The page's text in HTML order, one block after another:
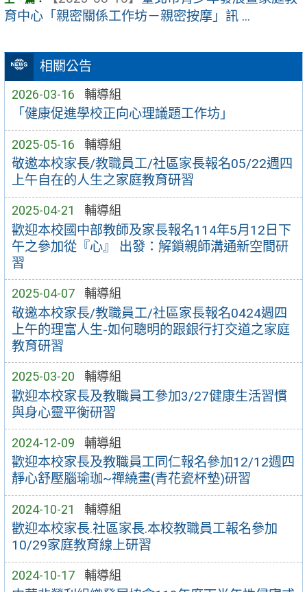
相關公告
2026-03-16 輔導組
「健康促進學校正向心理議題工作坊」
2025-05-16 輔導組
敬邀本校家長/教職員工/社區家長報名05/22週四
上午自在的人生之家庭教育研習
2025-04-21 輔導組
歡迎本校國中部教師及家長報名114年5月12日下
午之參加從『心』 出發：解鎖親師溝通新空間研
習
2025-04-07 輔導組
敬邀本校家長/教職員工/社區家長報名0424週四
上午的理富人生-如何聰明的跟銀行打交道之家庭
教育研習
2025-03-20 輔導組
歡迎本校家長及教職員工參加3/27健康生活習慣
與身心靈平衡研習
2024-12-09 輔導組
歡迎本校家長及教職員工同仁報名參加12/12週四
靜心舒壓腦瑜珈~禪繞畫(青花瓷杯墊)研習
2024-10-21 輔導組
歡迎本校家長.社區家長.本校教職員工報名參加
10/29家庭教育線上研習
2024-10-17 輔導組
育中心「親密關係工作坊－親密按摩」訊 ...